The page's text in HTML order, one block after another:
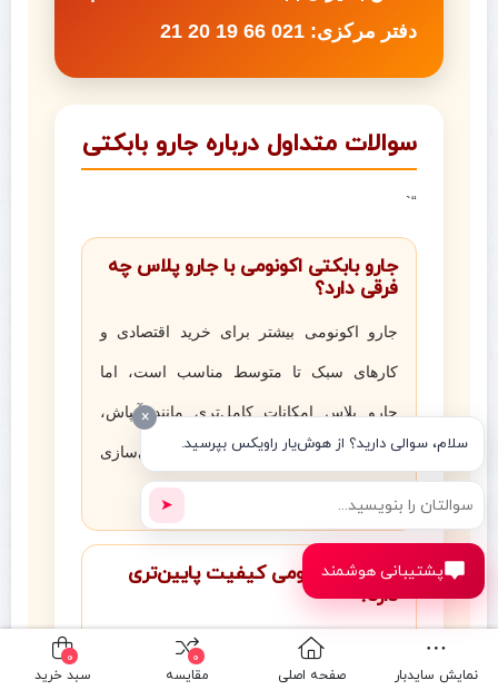
دفتر مرکزی: 021 66 19 20 21
سوالات متداول درباره جارو بابکتی
“`
جارو بابکتی اکونومی با جارو پلاس چه
فرقی دارد؟
جارو اکونومی بیشتر برای خرید اقتصادی و
کارهای سبک تا متوسط مناسب است، اما
جارو پلاس امکانات کامل‌تری مانند آبپاش،
مخزن، بغل‌زن و قابلیت سفارشی‌سازی
آیا جارو اکونومی کیفیت پایین‌تری
دارد؟
خیر. اکونومی به معنی اقتصادی‌تر بودن است.
یعنی برخی آپشن‌های اضافه حذف می‌شوند تا
پشتیبانی هوشمند
×
سلام، سوالی دارید؟ از هوش‌یار راویکس بپرسید.
➤
نمایش سایدبار صفحه اصلی
0
مقایسه
0
سبد خرید